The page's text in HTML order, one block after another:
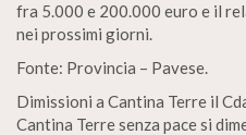
fra 5.000 e 200.000 euro e il
nei prossimi giorni.
Fonte: Provincia – Pavese.
Dimissioni a Cantina Terre il
Cantina Terre senza pace si